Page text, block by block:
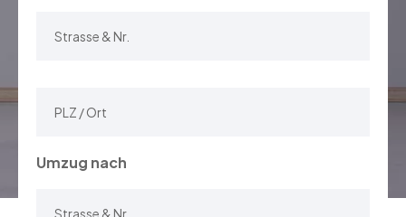
Umzug nach